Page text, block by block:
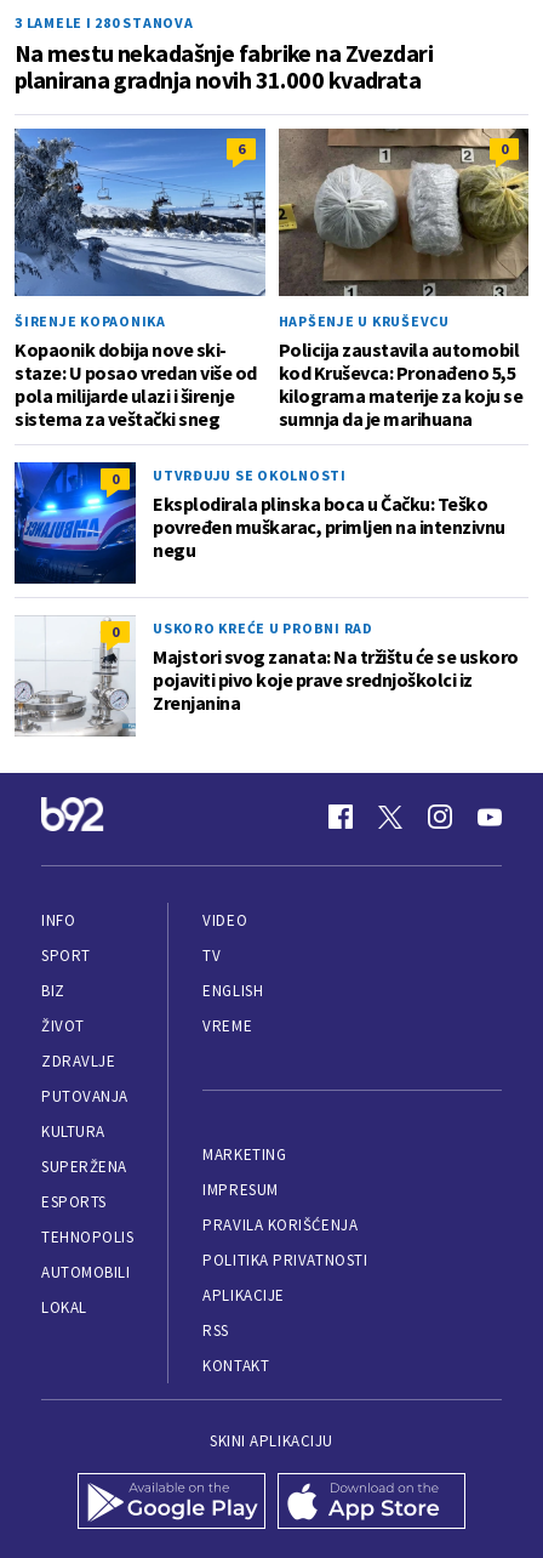
3 LAMELE I 280 STANOVA
Na mestu nekadašnje fabrike na Zvezdari
planirana gradnja novih 31.000 kvadrata
6
ŠIRENJE KOPAONIKA
Kopaonik dobija nove ski-
staze: U posao vredan više od
pola milijarde ulazi i širenje
sistema za veštački sneg
0
HAPŠENJE U KRUŠEVCU
Policija zaustavila automobil
kod Kruševca: Pronađeno 5,5
kilograma materije za koju se
sumnja da je marihuana
0 UTVRĐUJU SE OKOLNOSTI
Eksplodirala plinska boca u Čačku: Teško
povređen muškarac, primljen na intenzivnu
negu
0 USKORO KREĆE U PROBNI RAD
Majstori svog zanata: Na tržištu će se uskoro
pojaviti pivo koje prave srednjoškolci iz
Zrenjanina
INFO
SPORT
BIZ
ŽIVOT
ZDRAVLJE
PUTOVANJA
KULTURA
SUPERŽENA
ESPORTS
TEHNOPOLIS
AUTOMOBILI
LOKAL
VIDEO
TV
ENGLISH
VREME
MARKETING
IMPRESUM
PRAVILA KORIŠĆENJA
POLITIKA PRIVATNOSTI
APLIKACIJE
RSS
KONTAKT
SKINI APLIKACIJU